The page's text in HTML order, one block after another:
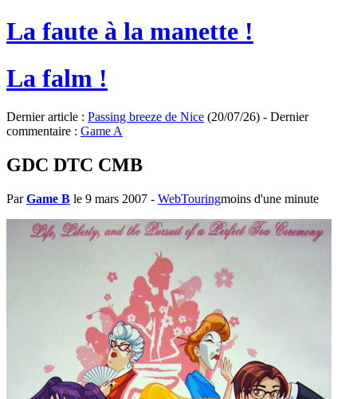
La faute à la manette !
La falm !
Dernier article : Passing breeze de Nice (20/07/26) - Dernier
commentaire : Game A
GDC DTC CMB
ParGame B le 9 mars 2007 - WebTouringmoins d'une minute